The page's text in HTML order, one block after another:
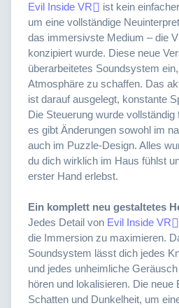
Evil Inside VR
ist kein
um eine vollständige
das immersivste Medium – die
konzipiert wurde. Diese neue
überarbeitetes Soundsystem
Atmosphäre zu schaffen. Das
ist darauf ausgelegt, konstante
Die Steuerung wurde
es gibt Änderungen sowohl im
auch im Puzzle-Design. Alles
du dich wirklich im Haus fühlst
erster Hand erlebst.
Ein komplett neu gestaltetes
Jedes Detail von Evil Inside VR
die Immersion zu maximieren.
Soundsystem lässt dich jedes
und jedes unheimliche
hören und lokalisieren. Die neue
Schatten und Dunkelheit, um